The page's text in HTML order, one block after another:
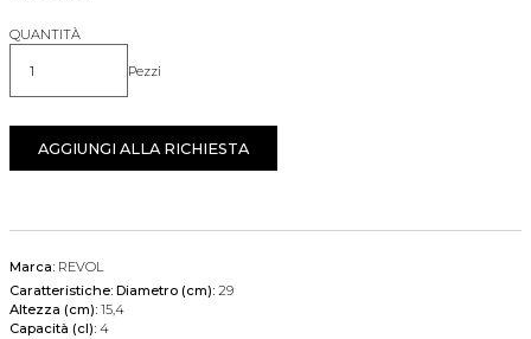
QUANTITÀ
Quantità Pezzi
AGGIUNGI ALLA RICHIESTA
Marca: REVOL
Caratteristiche: Diametro (cm): 29
Altezza (cm): 15,4
Capacità (cl): 4